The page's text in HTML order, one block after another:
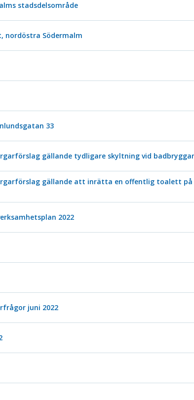
stadsdelsområde
nordöstra Södermalm
33
gällande tydligare skyltning vid
gällande att inrätta en offentlig toalett
2022
juni 2022